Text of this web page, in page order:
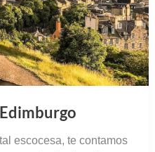
escocesa, te contamos